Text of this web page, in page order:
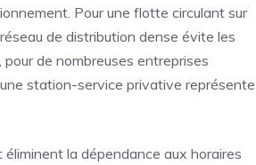
Pour une flotte circulant sur
de distribution dense évite les
de nombreuses entreprises
station-service privative représente
la dépendance aux horaires